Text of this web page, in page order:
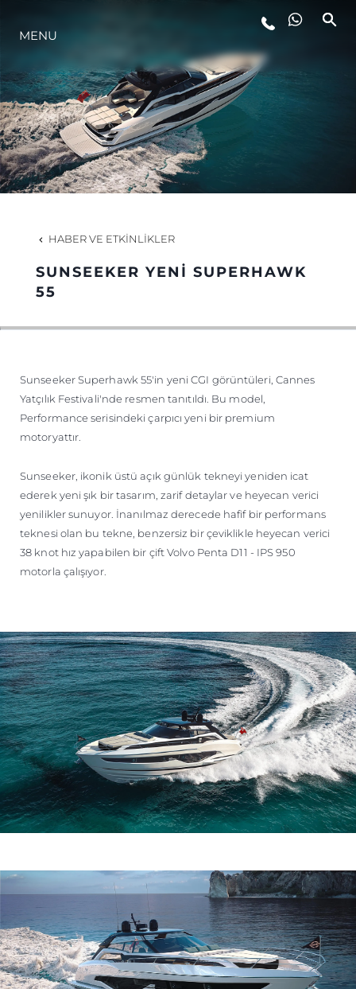
YENILIK
ŞİRKET
MİRAS
TEKNENIZIN PIYASA DEĞERINI
MENU
HABER VE ETKINLIKLER
SUNSEEKER YENİ SUPERHAWK
55
Sunseeker Superhawk 55'in yeni CGI görüntüleri, Cannes
Yatçılık Festivali'nde resmen tanıtıldı. Bu model,
Performance serisindeki çarpıcı yeni bir premium
motoryattır.
Sunseeker, ikonik üstü açık günlük tekneyi yeniden icat
ederek yeni şık bir tasarım, zarif detaylar ve heyecan verici
yenilikler sunuyor. İnanılmaz derecede hafif bir performans
teknesi olan bu tekne, benzersiz bir çeviklikle heyecan verici
38 knot hız yapabilen bir çift Volvo Penta D11 - IPS 950
motorla çalışıyor.